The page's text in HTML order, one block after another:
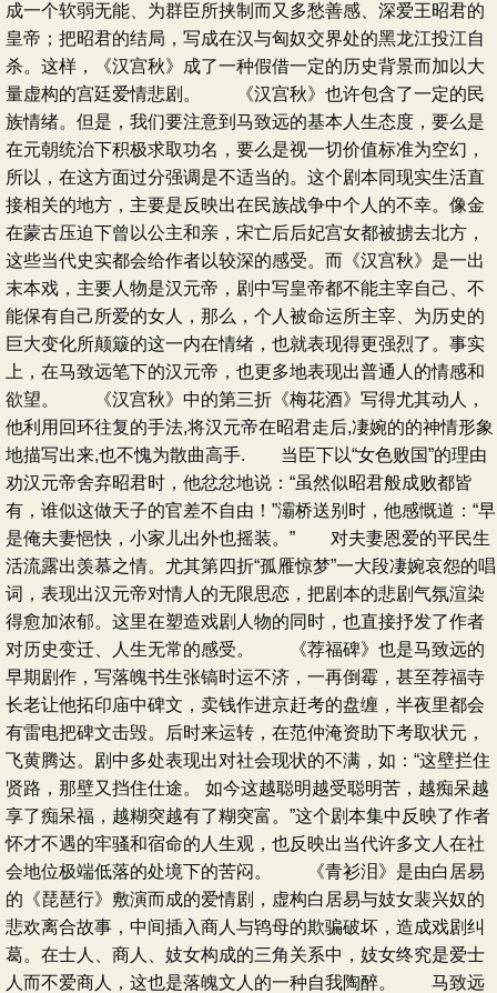
成一个软弱无能、为群臣所挟制而又多愁善感、深爱王昭君的
皇帝；把昭君的结局，写成在汉与匈奴交界处的黑龙江投江自
杀。这样，《汉宫秋》成了一种假借一定的历史背景而加以大
量虚构的宫廷爱情悲剧。 《汉宫秋》也许包含了一定的民
族情绪。但是，我们要注意到马致远的基本人生态度，要么是
在元朝统治下积极求取功名，要么是视一切价值标准为空幻，
所以，在这方面过分强调是不适当的。这个剧本同现实生活直
接相关的地方，主要是反映出在民族战争中个人的不幸。像金
在蒙古压迫下曾以公主和亲，宋亡后后妃宫女都被掳去北方，
这些当代史实都会给作者以较深的感受。而《汉宫秋》是一出
末本戏，主要人物是汉元帝，剧中写皇帝都不能主宰自己、不
能保有自己所爱的女人，那么，个人被命运所主宰、为历史的
巨大变化所颠簸的这一内在情绪，也就表现得更强烈了。事实
上，在马致远笔下的汉元帝，也更多地表现出普通人的情感和
欲望。 《汉宫秋》中的第三折《梅花酒》写得尤其动人，
他利用回环往复的手法,将汉元帝在昭君走后,凄婉的的神情形象
地描写出来,也不愧为散曲高手. 当臣下以“女色败国”的理由
劝汉元帝舍弃昭君时，他忿忿地说：“虽然似昭君般成败都皆
有，谁似这做天子的官差不自由！”灞桥送别时，他感慨道：“早
是俺夫妻悒快，小家儿出外也摇装。” 对夫妻恩爱的平民生
活流露出羡慕之情。尤其第四折“孤雁惊梦”一大段凄婉哀怨的唱
词，表现出汉元帝对情人的无限思恋，把剧本的悲剧气氛渲染
得愈加浓郁。这里在塑造戏剧人物的同时，也直接抒发了作者
对历史变迁、人生无常的感受。 《荐福碑》也是马致远的
早期剧作，写落魄书生张镐时运不济，一再倒霉，甚至荐福寺
长老让他拓印庙中碑文，卖钱作进京赶考的盘缠，半夜里都会
有雷电把碑文击毁。后时来运转，在范仲淹资助下考取状元，
飞黄腾达。剧中多处表现出对社会现状的不满，如：“这壁拦住
贤路，那壁又挡住仕途。 如今这越聪明越受聪明苦，越痴呆越
享了痴呆福，越糊突越有了糊突富。”这个剧本集中反映了作者
怀才不遇的牢骚和宿命的人生观，也反映出当代许多文人在社
会地位极端低落的处境下的苦闷。 《青衫泪》是由白居易
的《琵琶行》敷演而成的爱情剧，虚构白居易与妓女裴兴奴的
悲欢离合故事，中间插入商人与鸨母的欺骗破坏，造成戏剧纠
葛。在士人、商人、妓女构成的三角关系中，妓女终究是爱士
人而不爱商人，这也是落魄文人的一种自我陶醉。 马致远